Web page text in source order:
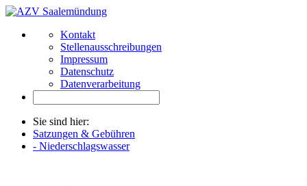
Kontakt
Stellenausschreibungen
Impressum
Datenschutz
Datenverarbeitung
Sie sind hier:
Satzungen & Gebühren
- Niederschlagswasser